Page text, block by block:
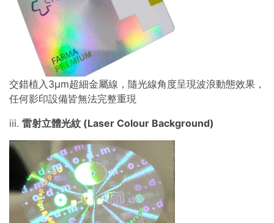
交錯植入3μm超細金屬線，隨光線角度呈現波浪動態效果，
任何影印設備皆無法完整重現
iii. 雷射立體光紋 (Laser Colour Background)